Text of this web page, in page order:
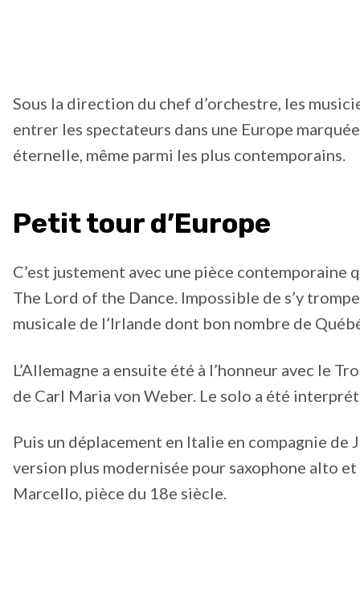
Sous la direction du chef d’orchestre, les
entrer les spectateurs dans une Europe
éternelle, même parmi les plus contemporains.
Petit tour d’Europe
C’est justement avec une pièce contemporaine
The Lord of the Dance. Impossible de s’y
musicale de l’Irlande dont bon nombre de
L’Allemagne a ensuite été à l’honneur avec le
de Carl Maria von Weber. Le solo a été
Puis un déplacement en Italie en compagnie
version plus modernisée pour saxophone alto
Marcello, pièce du 18e siècle.